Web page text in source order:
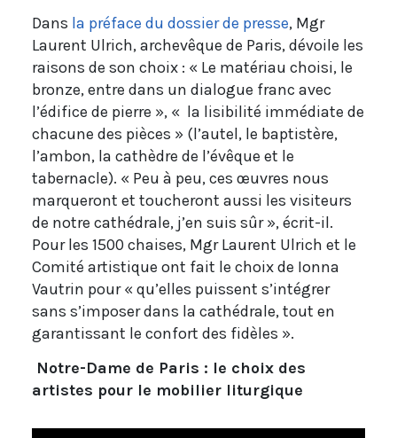
Dans la préface du dossier de presse, Mgr
Laurent Ulrich, archevêque de Paris, dévoile les
raisons de son choix : « Le matériau choisi, le
bronze, entre dans un dialogue franc avec
l’édifice de pierre », « la lisibilité immédiate de
chacune des pièces » (l’autel, le baptistère,
l’ambon, la cathèdre de l’évêque et le
tabernacle). « Peu à peu, ces œuvres nous
marqueront et toucheront aussi les visiteurs
de notre cathédrale, j’en suis sûr », écrit-il.
Pour les 1500 chaises, Mgr Laurent Ulrich et le
Comité artistique ont fait le choix de Ionna
Vautrin pour « qu’elles puissent s’intégrer
sans s’imposer dans la cathédrale, tout en
garantissant le confort des fidèles ».
Notre-Dame de Paris : le choix des
artistes pour le mobilier liturgique